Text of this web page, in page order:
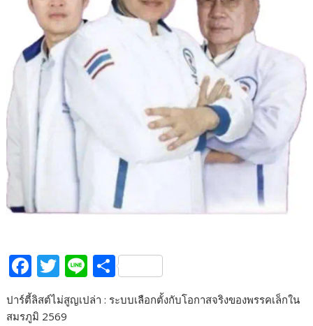
F
ac
e
T
w
itt
Li
n
e
S
h
ar
ปาร์ตี้ลิสต์ไม่สูญเปล่า : ระบบเลือกตั้งกับโอกาสจริงของพรรคเล็กใน
สมรภูมิ 2569